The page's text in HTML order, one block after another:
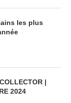
les plus
|
2024